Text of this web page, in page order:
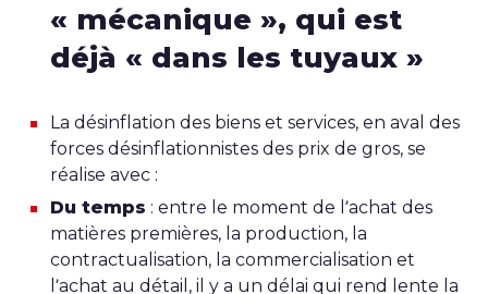
« mécanique », qui est
déjà « dans les tuyaux »
La désinflation des biens et services, en aval des
forces désinflationnistes des prix de gros, se
réalise avec :
Du temps : entre le moment de l’achat des
matières premières, la production, la
contractualisation, la commercialisation et
l’achat au détail, il y a un délai qui rend lente la